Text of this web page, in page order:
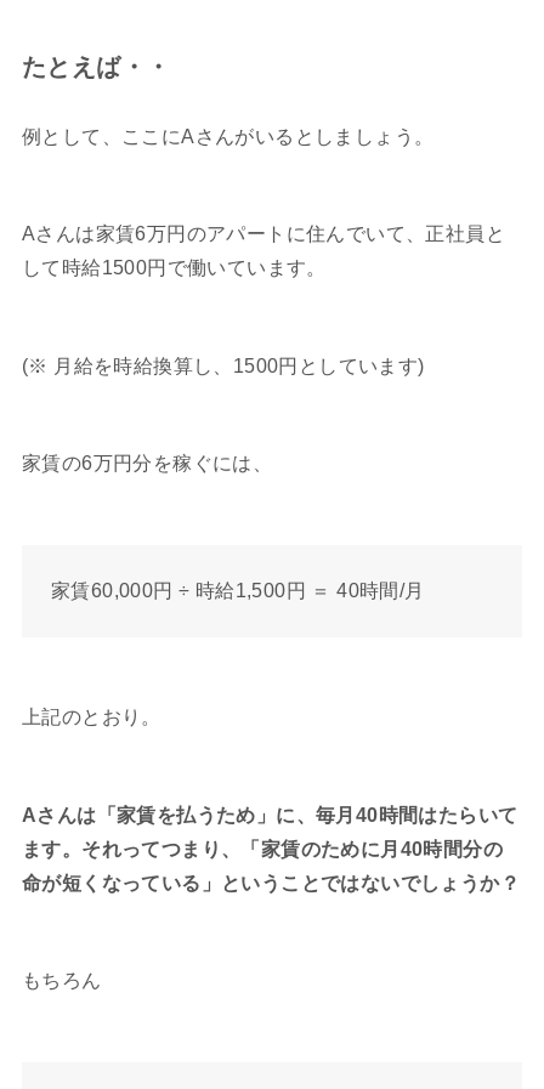
たとえば・・
例として、ここにAさんがいるとしましょう。
Aさんは家賃6万円のアパートに住んでいて、正社員と
して時給1500円で働いています。
(※ 月給を時給換算し、1500円としています)
家賃の6万円分を稼ぐには、
家賃60,000円 ÷ 時給1,500円 ＝ 40時間/月
上記のとおり。
Aさんは「家賃を払うため」に、毎月40時間はたらいて
ます。それってつまり、「家賃のために月40時間分の
命が短くなっている」ということではないでしょうか？
もちろん